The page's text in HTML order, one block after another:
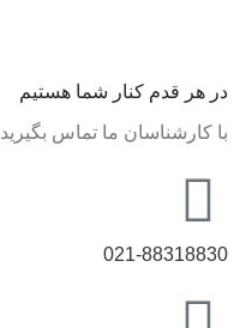
در هر قدم کنار شما هستیم
با کارشناسان ما تماس بگیرید
021-88318830